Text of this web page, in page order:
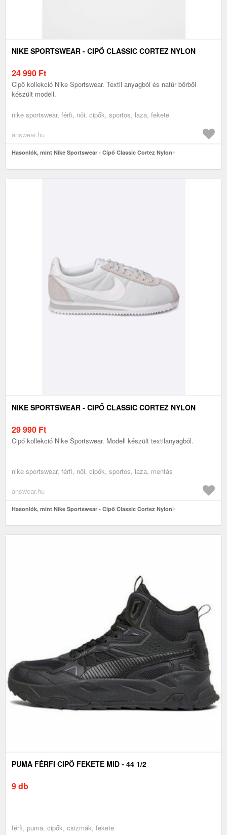
NIKE SPORTSWEAR - CIPŐ CLASSIC CORTEZ NYLON
24 990 Ft
Cipő kollekció Nike Sportswear. Textil anyagból és natúr bőrből
készült modell.
nike sportswear, férfi, női, cipők, sportos, laza, fekete
answear.hu
Hasonlók, mint Nike Sportswear - Cipő Classic Cortez Nylon
NIKE SPORTSWEAR - CIPŐ CLASSIC CORTEZ NYLON
29 990 Ft
Cipő kollekció Nike Sportswear. Modell készült textilanyagból.
nike sportswear, férfi, női, cipők, sportos, laza, mentás
answear.hu
Hasonlók, mint Nike Sportswear - Cipő Classic Cortez Nylon
PUMA FÉRFI CIPÔ FEKETE MID - 44 1/2
9 db
férfi, puma, cipők, csizmák, fekete